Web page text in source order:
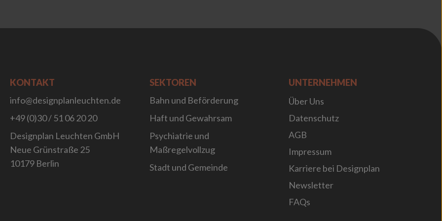
KONTAKT
info@designplanleuchten.de
+49 (0)30 / 51 06 20 20
Designplan Leuchten GmbH
Neue Grünstraße 25
10179 Berlin
SEKTOREN
Bahn und Beförderung
Haft und Gewahrsam
Psychiatrie und
Maßregelvollzug
Stadt und Gemeinde
UNTERNEHMEN
Über Uns
Datenschutz
AGB
Impressum
Karriere bei Designplan
Newsletter
FAQs